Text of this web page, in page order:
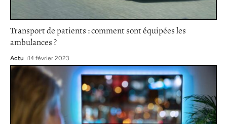
Transport de patients : comment sont équipées les
ambulances ?
Actu 14 février 2023